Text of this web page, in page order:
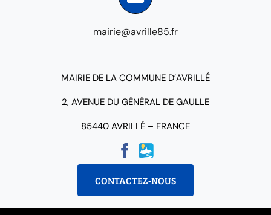
mairie@avrille85.fr
MAIRIE DE LA COMMUNE D’AVRILLÉ
2, AVENUE DU GÉNÉRAL DE GAULLE
85440 AVRILLÉ – FRANCE
CONTACTEZ-NOUS